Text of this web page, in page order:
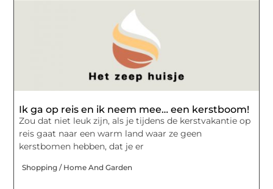
Ik ga op reis en ik neem mee… een kerstboom!
Zou dat niet leuk zijn, als je tijdens de kerstvakantie op
reis gaat naar een warm land waar ze geen
kerstbomen hebben, dat je er
Shopping / Home And Garden